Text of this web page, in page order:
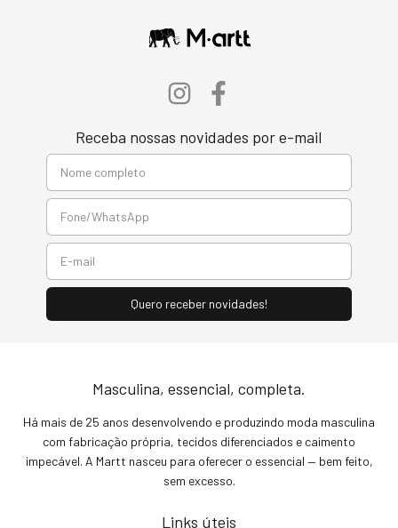
Receba nossas novidades por e-mail
Masculina, essencial, completa.
Há mais de 25 anos desenvolvendo e produzindo moda masculina
com fabricação própria, tecidos diferenciados e caimento
impecável. A Martt nasceu para oferecer o essencial — bem feito,
sem excesso.
Links úteis